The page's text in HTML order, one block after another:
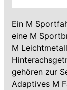
Ein M
eine M
M
gehören zur
Adaptives M